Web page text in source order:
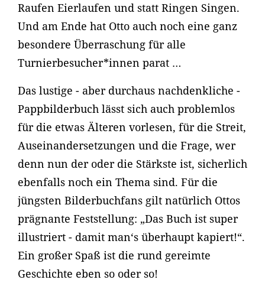
Raufen Eierlaufen und statt Ringen Singen.
Und am Ende hat Otto auch noch eine ganz
besondere Überraschung für alle
Turnierbesucher*innen parat …
Das lustige - aber durchaus nachdenkliche -
Pappbilderbuch lässt sich auch problemlos
für die etwas Älteren vorlesen, für die Streit,
Auseinandersetzungen und die Frage, wer
denn nun der oder die Stärkste ist, sicherlich
ebenfalls noch ein Thema sind. Für die
jüngsten Bilderbuchfans gilt natürlich Ottos
prägnante Feststellung: „Das Buch ist super
illustriert - damit man‘s überhaupt kapiert!“.
Ein großer Spaß ist die rund gereimte
Geschichte eben so oder so!